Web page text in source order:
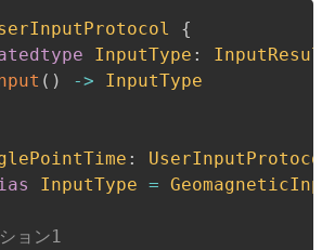
{
InputType :
( ) ->
InputType
:
UserInputProtocol
InputType =
ョン1